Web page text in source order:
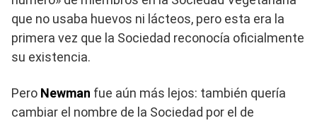
que no usaba huevos ni lácteos, pero esta era la
primera vez que la Sociedad reconocía oficialmente
su existencia.
Pero Newman fue aún más lejos: también quería
cambiar el nombre de la Sociedad por el de